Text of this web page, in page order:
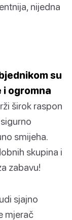
nijedna
su
i ogromna
širok raspon
smijeha.
skupina i
zabavu!
sjajno
mjerač